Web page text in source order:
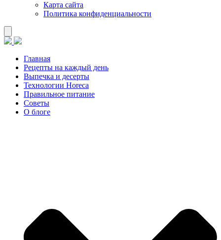
Карта сайта
Политика конфиденциальности
Главная
Рецепты на каждый день
Выпечка и десерты
Технологии Horeca
Правильное питание
Советы
О блоге